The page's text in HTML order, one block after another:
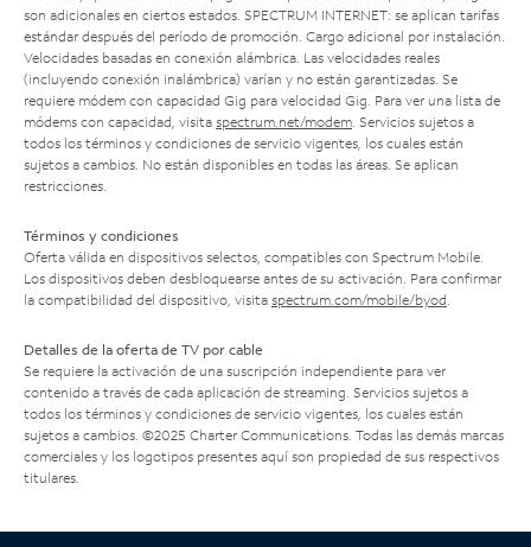
son adicionales en ciertos estados. SPECTRUM INTERNET: se aplican tarifas
estándar después del período de promoción. Cargo adicional por instalación.
Velocidades basadas en conexión alámbrica. Las velocidades reales
(incluyendo conexión inalámbrica) varían y no están garantizadas. Se
requiere módem con capacidad Gig para velocidad Gig. Para ver una lista de
módems con capacidad, visita spectrum.net/modem . Servicios sujetos a
todos los términos y condiciones de servicio vigentes, los cuales están
sujetos a cambios. No están disponibles en todas las áreas. Se aplican
restricciones.
Términos y condiciones
Oferta válida en dispositivos selectos, compatibles con Spectrum Mobile.
Los dispositivos deben desbloquearse antes de su activación. Para confirmar
la compatibilidad del dispositivo, visita spectrum.com/mobile/byod
Detalles de la oferta de TV por cable
Se requiere la activación de una suscripción independiente para ver
contenido a través de cada aplicación de streaming. Servicios sujetos a
todos los términos y condiciones de servicio vigentes, los cuales están
sujetos a cambios. ©2025 Charter Communications. Todas las demás marcas
comerciales y los logotipos presentes aquí son propiedad de sus respectivos
titulares.